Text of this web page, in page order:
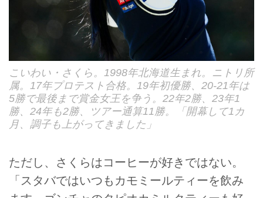
こいわい・さくら。1998年北海道生まれ。ニトリ所
属。17年プロテスト合格。19年初優勝、20-21年は
5勝で最後まで賞金女王を争う。22年2勝、23年1
勝、24年も2勝、ツアー通算11勝。「開幕して1カ
月、調子も上がってきました」
ただし、さくらはコーヒーが好きではない。
「スタバではいつもカモミールティーを飲み